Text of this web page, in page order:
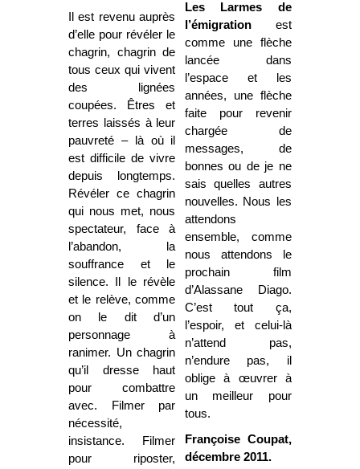
Il est revenu auprès
d’elle pour révéler le
chagrin, chagrin de
tous ceux qui vivent
des lignées
coupées. Êtres et
terres laissés à leur
pauvreté – là où il
est difficile de vivre
depuis longtemps.
Révéler ce chagrin
qui nous met, nous
spectateur, face à
l’abandon, la
souffrance et le
silence. Il le révèle
et le relève, comme
on le dit d’un
personnage à
ranimer. Un chagrin
qu’il dresse haut
pour combattre
avec. Filmer par
nécessité,
insistance. Filmer
pour riposter,
Les Larmes de
l’émigrationest
comme une flèche
lancée dans
l’espace et les
années, une flèche
faite pour revenir
chargée de
messages, de
bonnes ou de je ne
sais quelles autres
nouvelles. Nous les
attendons
ensemble, comme
nous attendons le
prochain film
d’Alassane Diago.
C’est tout ça,
l’espoir, et celui-là
n’attend pas,
n’endure pas, il
oblige à œuvrer à
un meilleur pour
tous.
Françoise Coupat,
décembre 2011.